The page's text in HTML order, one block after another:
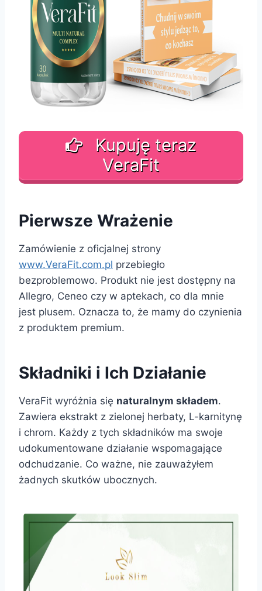
Kupuję teraz
VeraFit
Pierwsze Wrażenie
Zamówienie z oficjalnej strony
www.VeraFit.com.pl przebiegło
bezproblemowo. Produkt nie jest dostępny na
Allegro, Ceneo czy w aptekach, co dla mnie
jest plusem. Oznacza to, że mamy do czynienia
z produktem premium.
Składniki i Ich Działanie
VeraFit wyróżnia się naturalnym składem.
Zawiera ekstrakt z zielonej herbaty, L-karnitynę
i chrom. Każdy z tych składników ma swoje
udokumentowane działanie wspomagające
odchudzanie. Co ważne, nie zauważyłem
żadnych skutków ubocznych.